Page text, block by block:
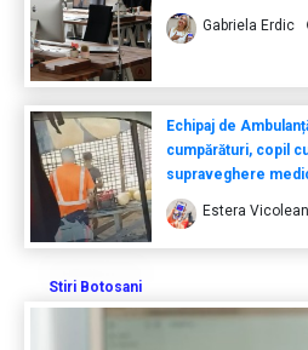
Gabriela Erdic
Echipaj de
cumpărături, copil
supraveghere
Estera
Stiri Botosani